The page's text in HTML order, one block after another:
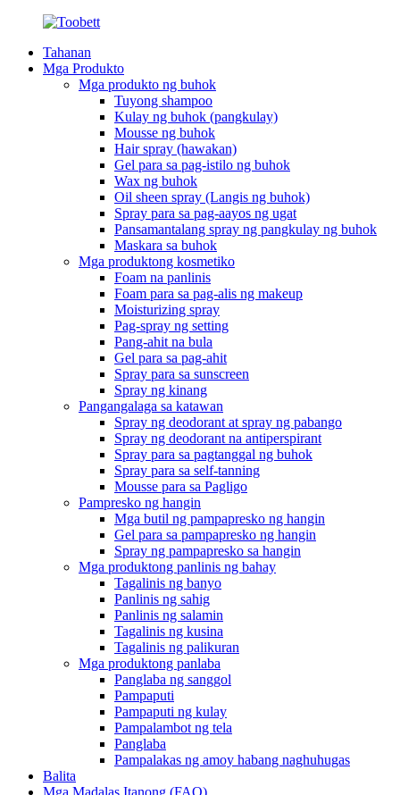
Tahanan
Mga Produkto
Mga produkto ng buhok
Tuyong shampoo
Kulay ng buhok (pangkulay)
Mousse ng buhok
Hair spray (hawakan)
Gel para sa pag-istilo ng buhok
Wax ng buhok
Oil sheen spray (Langis ng buhok)
Spray para sa pag-aayos ng ugat
Pansamantalang spray ng pangkulay ng buhok
Maskara sa buhok
Mga produktong kosmetiko
Foam na panlinis
Foam para sa pag-alis ng makeup
Moisturizing spray
Pag-spray ng setting
Pang-ahit na bula
Gel para sa pag-ahit
Spray para sa sunscreen
Spray ng kinang
Pangangalaga sa katawan
Spray ng deodorant at spray ng pabango
Spray ng deodorant na antiperspirant
Spray para sa pagtanggal ng buhok
Spray para sa self-tanning
Mousse para sa Pagligo
Pampresko ng hangin
Mga butil ng pampapresko ng hangin
Gel para sa pampapresko ng hangin
Spray ng pampapresko sa hangin
Mga produktong panlinis ng bahay
Tagalinis ng banyo
Panlinis ng sahig
Panlinis ng salamin
Tagalinis ng kusina
Tagalinis ng palikuran
Mga produktong panlaba
Panglaba ng sanggol
Pampaputi
Pampaputi ng kulay
Pampalambot ng tela
Panglaba
Pampalakas ng amoy habang naghuhugas
Balita
Mga Madalas Itanong (FAQ)